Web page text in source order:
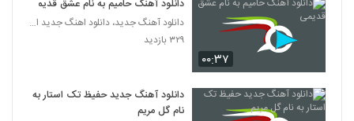
۲۸۸ بازدید
دانلود آهنگ هر جای شهر از علی یاسینی
۳۶۳ بازدید
آهنگ حمزه شیخ حسینی بنام تو همونی
۰۰:۳۷
دانلود آهنگ حامیم به نام عشق قدیمی
دانلود آهنگ جدید، دانلود اهنگ جدید ایرانی
۳۲۹ بازدید
دانلود آهنگ جدید حفیظ تک استار به
نام گل مریم